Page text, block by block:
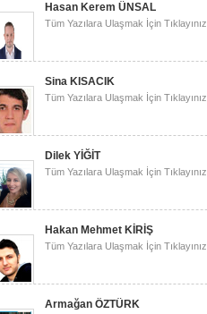
Hasan Kerem ÜNSAL
Tüm Yazılara Ulaşmak İçin Tıklayınız.
Sina KISACIK
Tüm Yazılara Ulaşmak İçin Tıklayınız.
Dilek YİĞİT
Tüm Yazılara Ulaşmak İçin Tıklayınız.
Hakan Mehmet KİRİŞ
Tüm Yazılara Ulaşmak İçin Tıklayınız.
Armağan ÖZTÜRK